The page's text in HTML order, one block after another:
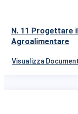
N. 11 Progettare
Agroalimentare
Visualizza